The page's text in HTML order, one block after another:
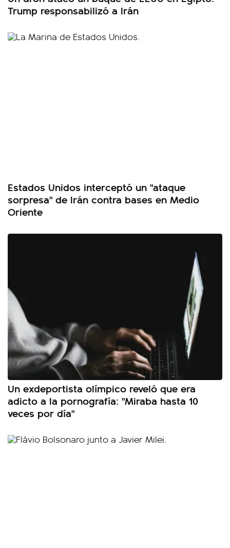
Trump responsabilizó a Irán
Estados Unidos interceptó un "ataque
sorpresa" de Irán contra bases en Medio
Oriente
Un exdeportista olímpico reveló que era
adicto a la pornografía: "Miraba hasta 10
veces por día"